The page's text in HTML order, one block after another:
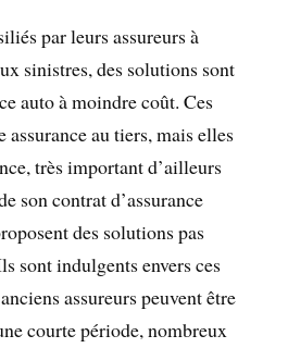
par leurs assureurs à
sinistres, des solutions sont
auto à moindre coût. Ces
au tiers, mais elles
très important d’ailleurs
son contrat d’assurance
des solutions pas
sont indulgents envers ces
assureurs peuvent être
courte période, nombreux